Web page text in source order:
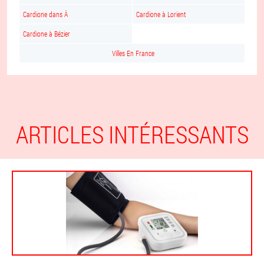
Cardione dans À Cardione à Lorient
Cardione à Bézier
Villes En France
ARTICLES INTÉRESSANTS